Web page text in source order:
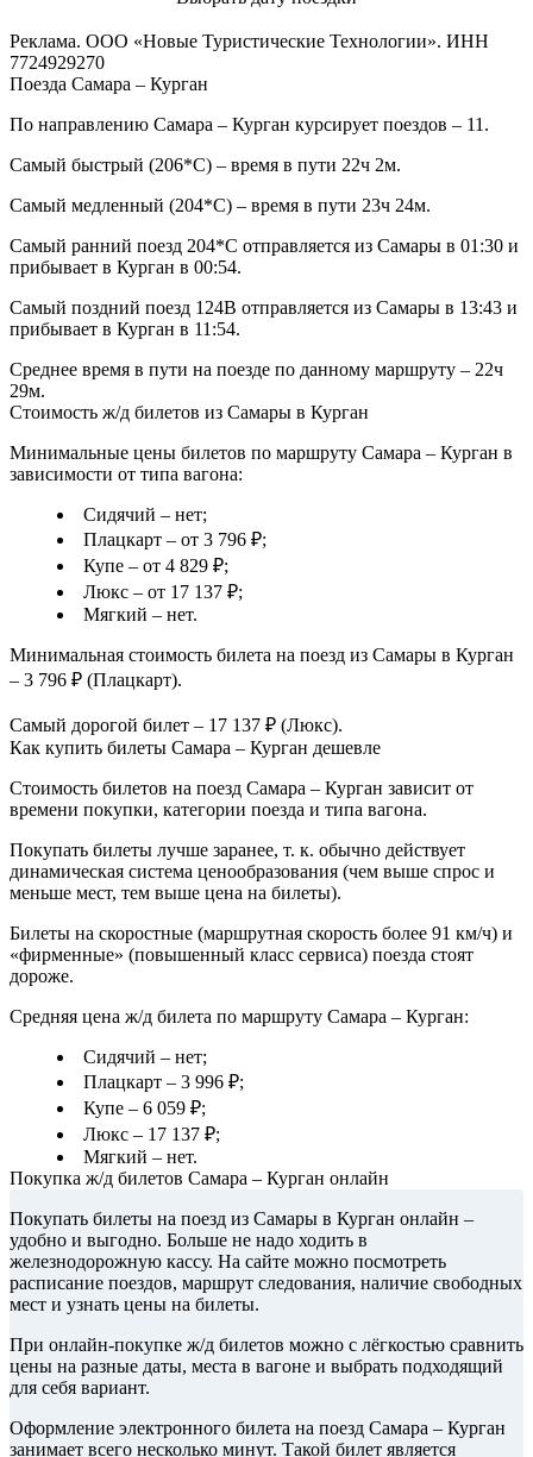
Реклама. ООО «Новые Туристические Технологии». ИНН
7724929270
Поезда Самара – Курган
По направлению Самара – Курган курсирует поездов – 11.
Самый быстрый (206*С) – время в пути 22ч 2м.
Самый медленный (204*С) – время в пути 23ч 24м.
Самый ранний поезд 204*С отправляется из Самары в 01:30 и
прибывает в Курган в 00:54.
Самый поздний поезд 124В отправляется из Самары в 13:43 и
прибывает в Курган в 11:54.
Среднее время в пути на поезде по данному маршруту – 22ч
29м.
Стоимость ж/д билетов из Самары в Курган
Минимальные цены билетов по маршруту Самара – Курган в
зависимости от типа вагона:
Сидячий – нет;
Плацкарт – от 3 796 ₽;
Купе – от 4 829 ₽;
Люкс – от 17 137 ₽;
Мягкий – нет.
Минимальная стоимость билета на поезд из Самары в Курган
– 3 796 ₽ (Плацкарт).
Самый дорогой билет – 17 137 ₽ (Люкс).
Как купить билеты Самара – Курган дешевле
Стоимость билетов на поезд Самара – Курган зависит от
времени покупки, категории поезда и типа вагона.
Покупать билеты лучше заранее, т. к. обычно действует
динамическая система ценообразования (чем выше спрос и
меньше мест, тем выше цена на билеты).
Билеты на скоростные (маршрутная скорость более 91 км/ч) и
«фирменные» (повышенный класс сервиса) поезда стоят
дороже.
Средняя цена ж/д билета по маршруту Самара – Курган:
Сидячий – нет;
Плацкарт – 3 996 ₽;
Купе – 6 059 ₽;
Люкс – 17 137 ₽;
Мягкий – нет.
Покупка ж/д билетов Самара – Курган онлайн
Покупать билеты на поезд из Самары в Курган онлайн –
удобно и выгодно. Больше не надо ходить в
железнодорожную кассу. На сайте можно посмотреть
расписание поездов, маршрут следования, наличие свободных
мест и узнать цены на билеты.
При онлайн-покупке ж/д билетов можно с лёгкостью сравнить
цены на разные даты, места в вагоне и выбрать подходящий
для себя вариант.
Оформление электронного билета на поезд Самара – Курган
занимает всего несколько минут. Такой билет является